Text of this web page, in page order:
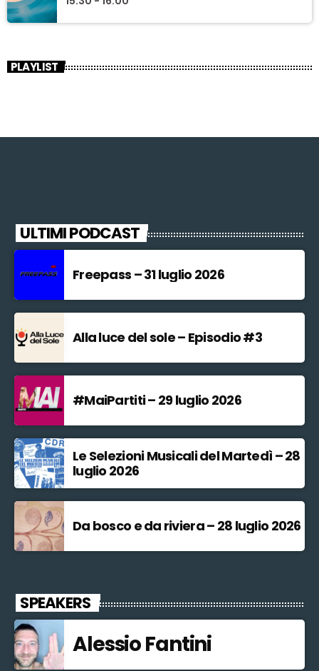
PLAYLIST
ULTIMI PODCAST
Freepass – 31 luglio 2026
Alla luce del sole – Episodio #3
#MaiPartiti – 29 luglio 2026
Le Selezioni Musicali del Martedì – 28
luglio 2026
Da bosco e da riviera – 28 luglio 2026
SPEAKERS
Alessio Fantini